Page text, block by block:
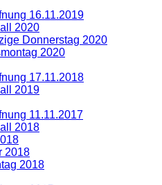
16.11.2019
2020
Donnerstag 2020
2020
17.11.2018
2019
11.11.2017
2018
2018
2018